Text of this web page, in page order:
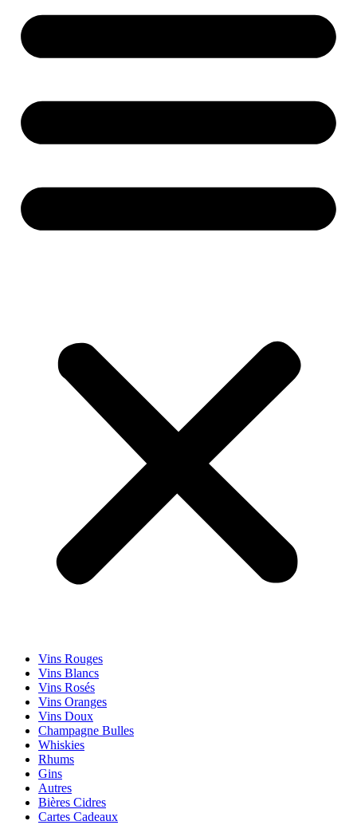
Vins Rouges
Vins Blancs
Vins Rosés
Vins Oranges
Vins Doux
Champagne Bulles
Whiskies
Rhums
Gins
Autres
Bières Cidres
Cartes Cadeaux